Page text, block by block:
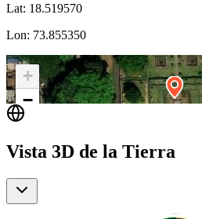
Lat: 18.519570
Lon: 73.855350
+
−
Vista 3D de la Tierra